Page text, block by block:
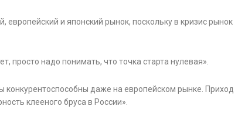
и японский рынок, поскольку в кризис рынок
просто надо понимать, что точка старта нулевая».
конкурентоспособны даже на европейском рынке. Приход
клееного бруса в России».